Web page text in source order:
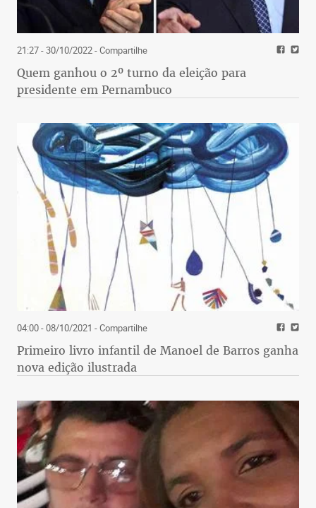
21:27 - 30/10/2022- Compartilhe
Quem ganhou o 2º turno da eleição para
presidente em Pernambuco
04:00 - 08/10/2021 - Compartilhe
Primeiro livro infantil de Manoel de Barros ganha
nova edição ilustrada